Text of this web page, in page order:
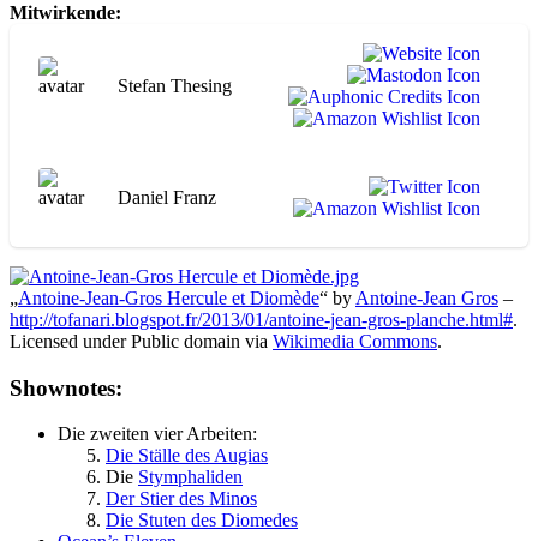
Mitwirkende:
Stefan Thesing
Daniel Franz
„Antoine-Jean-Gros Hercule et Diomède“ by Antoine-Jean Gros –
http://tofanari.blogspot.fr/2013/01/antoine-jean-gros-planche.html#.
Licensed under Public domain via Wikimedia Commons.
Shownotes:
Die zweiten vier Arbeiten:
Die Ställe des Augias
Die Stymphaliden
Der Stier des Minos
Die Stuten des Diomedes